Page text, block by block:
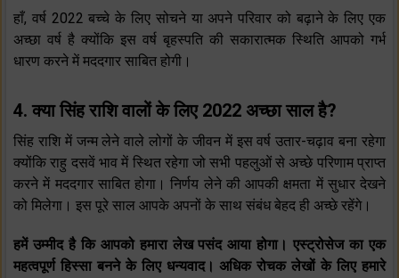
हाँ, वर्ष 2022 बच्चे के लिए सोचने या अपने परिवार को बढ़ाने के लिए एक
अच्छा वर्ष है क्योंकि इस वर्ष बृहस्पति की सकारात्मक स्थिति आपको गर्भ
धारण करने में मददगार साबित होगी।
4. क्या सिंह राशि वालों के लिए 2022 अच्छा साल है?
सिंह राशि में जन्म लेने वाले लोगों के जीवन में इस वर्ष उतार-चढ़ाव बना रहेगा
क्योंकि राहु दसवें भाव में स्थित रहेगा जो सभी पहलुओं से अच्छे परिणाम प्राप्त
करने में मददगार साबित होगा। निर्णय लेने की आपकी क्षमता में सुधार देखने
को मिलेगा। इस पूरे साल आपके अपनों के साथ संबंध बेहद ही अच्छे रहेंगे।
हमें उम्मीद है कि आपको हमारा लेख पसंद आया होगा। एस्ट्रोसेज का एक
महत्वपूर्ण हिस्सा बनने के लिए धन्यवाद। अधिक रोचक लेखों के लिए हमारे